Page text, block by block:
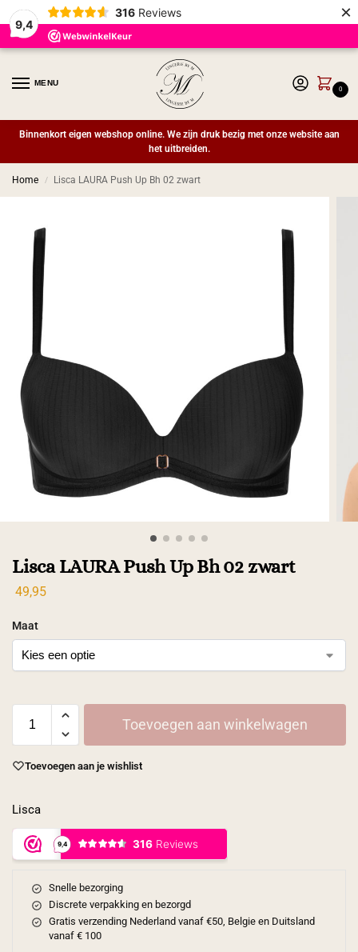
9,4
316 Reviews ×
MENU
0
Binnenkort eigen webshop online. We zijn druk bezig met onze website aan
het uitbreiden.
Home / Lisca LAURA Push Up Bh 02 zwart
Lisca LAURA Push Up Bh 02 zwart
49,95
Maat
Toevoegen aan winkelwagen
Toevoegen aan je wishlist
Lisca
Snelle bezorging
Discrete verpakking en bezorgd
Gratis verzending Nederland vanaf €50, Belgie en Duitsland
vanaf € 100